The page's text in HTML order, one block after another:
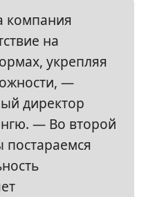
компания
на
укрепляя
—
директор
— Во второй